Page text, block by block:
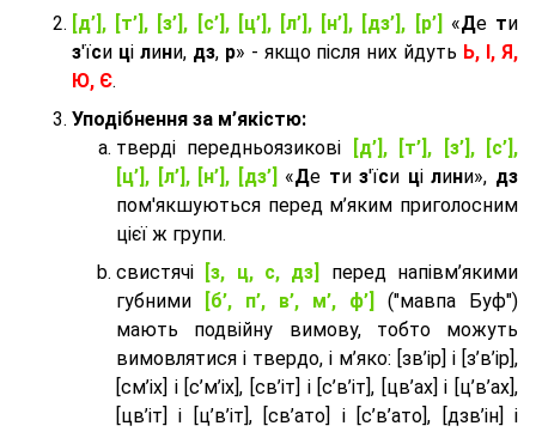
[д’], [т’], [з’], [с’], [ц’], [л’], [н’], [дз’], [р’]
«Де ти
з'їси ці лини, дз, р» - якщо після них йдуть Ь, І, Я,
Ю, Є.
Уподібнення за м’якістю:
тверді передньоязикові
[д’], [т’], [з’], [с’],
[ц’], [л’], [н’], [дз’] «Де тиз'їси цілини», дз
пом'якшуються перед м’яким приголосним
цієї ж групи.
cвистячі
[з, ц, с, дз]
перед напівм’якими
губними
[б’, п’, в’, м’, ф’]
("мавпа Буф")
мають подвійну вимову, тобто можуть
вимовлятися і твердо, і м’яко: [зв’ір] і [з’в’ір],
[см’іх] і [с’м’іх], [св’іт] і [с’в’іт], [цв’ах] і [ц’в’ах],
[цв’іт] і [ц’в’іт], [св’ато] і [с’в’ато], [дзв’iн] і